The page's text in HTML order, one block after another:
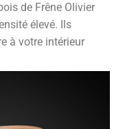
de Frêne Olivier
élevé. Ils
à votre intérieur